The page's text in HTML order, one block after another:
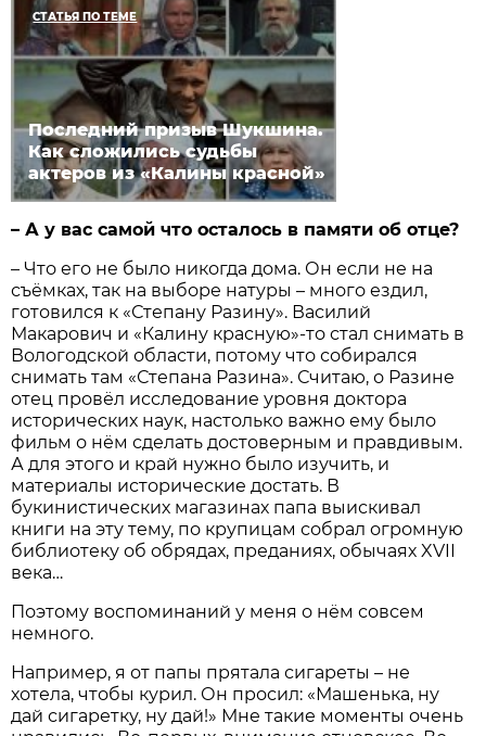
СТАТЬЯ ПО ТЕМЕ
Последний призыв Шукшина.
Как сложились судьбы
актеров из «Калины красной»
– А у вас самой что осталось в памяти об отце?
– Что его не было никогда дома. Он если не на
съёмках, так на выборе натуры – много ездил,
готовился к «Степану Разину». Василий
Макарович и «Калину красную»-то стал снимать в
Вологодской области, потому что собирался
снимать там «Степана Разина». Считаю, о Разине
отец провёл исследование уровня доктора
исторических наук, настолько важно ему было
фильм о нём сделать достоверным и правдивым.
А для этого и край нужно было изучить, и
материалы исторические достать. В
букинистических магазинах папа выискивал
книги на эту тему, по крупицам собрал огромную
библиотеку об обрядах, преданиях, обычаях XVII
века…
Поэтому воспоминаний у меня о нём совсем
немного.
Например, я от папы прятала сигареты – не
хотела, чтобы курил. Он просил: «Машенька, ну
дай сигаретку, ну дай!» Мне такие моменты очень